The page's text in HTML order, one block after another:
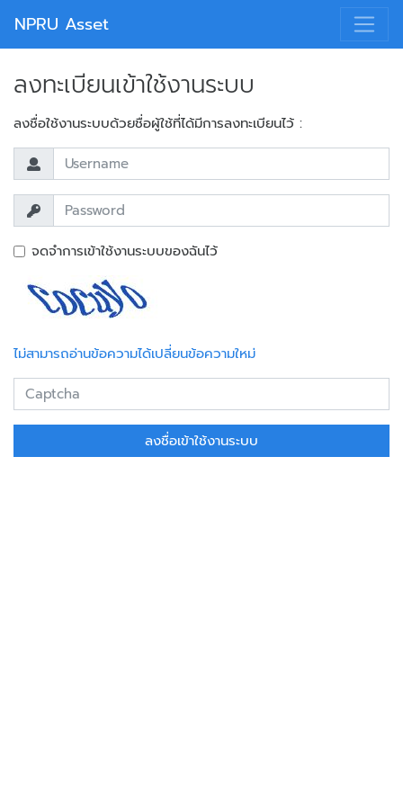
NPRU Asset
ลงทะเบียนเข้าใช้งานระบบ
ลงชื่อใช้งานระบบด้วยชื่อผู้ใช้ที่ได้มีการลงทะเบียนไว้ :
จดจำการเข้าใช้งานระบบของฉันไว้
ไม่สามารถอ่านข้อความได้เปลี่ยนข้อความใหม่